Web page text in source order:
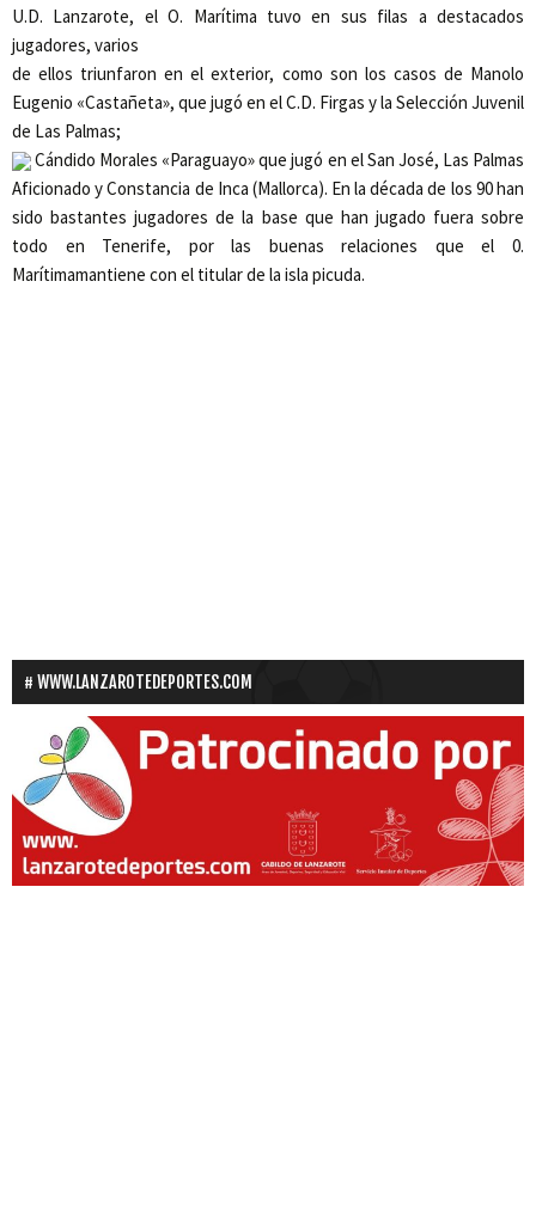
U.D. Lanzarote, elO. Marítima tuvo en sus filas a destacados
jugadores, varios
de ellos triunfaron en el exterior, como son los casos de Manolo
Eugenio «Castañeta», que jugó en el C.D. Firgas y la Selección Juvenil
de Las Palmas;
Cándido Morales «Paraguayo» que jugó en el San José, Las Palmas
Aficionado y Constancia de Inca (Mallorca). En la década de los 90 han
sido bastantes jugadores de la base que han jugado fuera sobre
todo en Tenerife, por las buenas relaciones que el 0.
Marítimamantiene con el titular de la isla picuda.
WWW.LANZAROTEDEPORTES.COM